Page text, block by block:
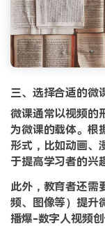
三、选择合适的微
微课通常以视频的
为微课的载体。根
形式，比如动画、
于提高学习者的兴
此外，教育者还需
频、图像等）提升
播爆-数字人视频